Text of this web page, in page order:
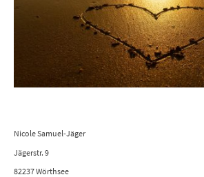
Nicole Samuel-Jäger
Jägerstr. 9
82237 Wörthsee